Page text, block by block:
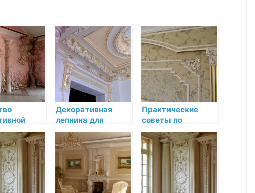
в
Декоративная
лепнина для
потолков:
изысканность и
роскошь в каждой
детали
Практические
советы по
установке и уходу
за лепниной